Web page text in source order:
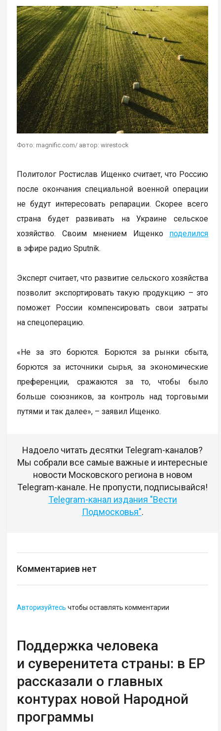
Фото: magnific.com/ автор: wirestock
Политолог Ростислав Ищенко считает, что Россию
после окончания специальной военной операции
не будут интересовать репарации. Скорее всего
страна будет развивать на Украине сельское
хозяйство. Своим мнением Ищенко поделился
в эфире радио Sputnik.
Эксперт считает, что развитие сельского хозяйства
позволит экспортировать такую продукцию – это
поможет России компенсировать свои затраты
на спецоперацию.
«Не за это борются. Борются за рынки сбыта,
борются за источники сырья, за экономические
преференции, сражаются за то, чтобы было
больше союзников, за контроль над торговыми
путями и так далее», – заявил Ищенко.
Надоело читать десятки Telegram-каналов?
Мы собрали все самые важные и интересные
новости Московского региона в новом
Telegram-канале. Не пропусти, подписывайся!
Telegram-канал издания "Вести
Подмосковья".
Комментариев нет
Авторизуйтесь чтобы оставлять комментарии
Поддержка человека
и суверенитета страны: в ЕР
рассказали о главных
контурах новой Народной
программы